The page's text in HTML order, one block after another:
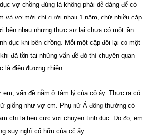
vợ chồng đúng là không phải dễ dàng để có
và vợ mới chỉ cưới nhau 1 năm, chứ nhiều cặp
bên nhau nhưng thực sự lại chưa có một lần
dục khi bên chồng. Mỗi một cặp đôi lại có một
đã tồn tại những vấn đề đó thì chuyện quan
là điều đương nhiên.
vấn đề nằm ở tâm lý của cô ấy. Thực ra có
giống như vợ em. Phụ nữ Á đông thường có
chí là tiêu cực với chuyện tình dục. Do đó, em
suy nghĩ cố hữu của cô ấy.